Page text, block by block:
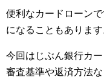
便利なカードローン
になることもあります
今回はじぶん銀行カ
審査基準や返済方法な